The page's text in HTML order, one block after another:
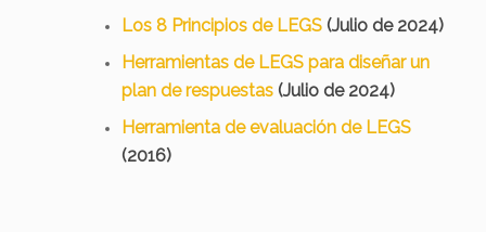
Los 8 Principios de LEGS (Julio de 2024)
Herramientas de LEGS para diseñar un
plan de respuestas (Julio de 2024)
Herramienta de evaluación de LEGS
(2016)